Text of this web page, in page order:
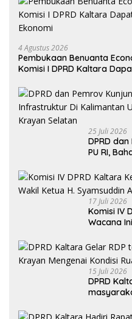
4 Agustus 2026
Pembukaan Benuanta
Komisi I DPRD Kaltara
25 Juli 2026
DPRD
PU RI,
Selatan
17 Juli 2026
Komisi IV
Wacana
15 Juli 2026
DPRD